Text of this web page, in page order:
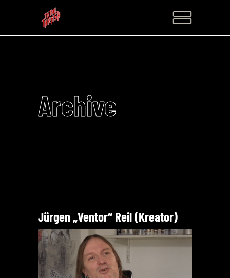
Archive
Jürgen „Ventor“ Reil (Kreator)